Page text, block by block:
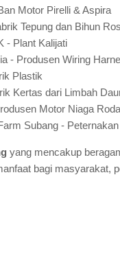
Motor Pirelli & Aspira
Tepung dan Bihun
- Plant Kalijati
- Produsen Wiring
Plastik
Kertas dari Limbah
Motor Niaga
Subang -
yang mencakup
bagi masyarakat,